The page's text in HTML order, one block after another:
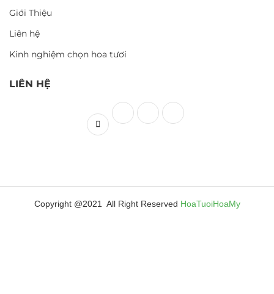
Giới Thiệu
Liên hệ
Kinh nghiệm chọn hoa tươi
LIÊN HỆ
Copyright @2021 All Right Reserved HoaTuoiHoaMy